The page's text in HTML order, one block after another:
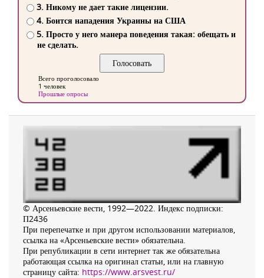
3. Никому не дает такие лицензии.
4. Боится нападения Украины на США
5. Просто у него манера поведения такая: обещать и
не сделать.
Всего проголосовало
1 человек
Прошлые опросы
© Арсеньевские вести, 1992—2022. Индекс подписки:
П2436
При перепечатке и при другом использовании материалов,
ссылка на «Арсеньевские вести» обязательна.
При републикации в сети интернет так же обязательна
работающая ссылка на оригинал статьи, или на главную
страницу сайта: https://www.arsvest.ru/